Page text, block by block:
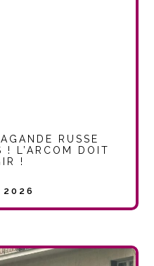
RUSSE
! L’ARCOM DOIT
!
2026